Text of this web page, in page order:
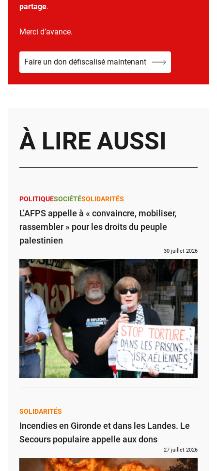
partage.
Merci d’avance.
Faire un don défiscalisé maintenant
À LIRE AUSSI
POLITIQUESOCIÉTÉSOLIDARITÉS
L’AFPS appelle à « convaincre, mobiliser,
rassembler » pour les droits du peuple
palestinien
30 juillet 2026
SOLIDARITÉS
Incendies en Gironde et dans les Landes. Le
Secours populaire appelle aux dons
27 juillet 2026